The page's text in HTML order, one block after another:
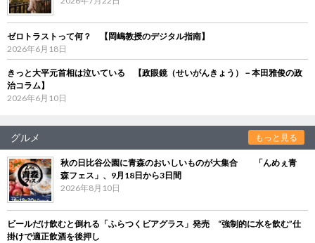
ゼロトラストって何？ 【岡嶋教授のデジタル指南】
2026年6月18日
きっと大平元首相は泣いている 【政眼鏡（せいがんきょう）－本田雅俊の政
治コラム】
2026年6月10日
グルメ もっと見る
秋の日比谷公園に青森のおいしいものが大集合 「んめぇ青
森フェス」、9月18日から3日間
2026年8月10日
ビールだけ飲むと倒れる「ふらつくビアグラス」発売 “強制的に水を飲む”仕
掛けで適正飲酒を後押し